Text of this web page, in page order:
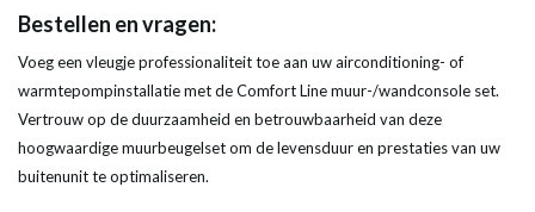
Bestellen en vragen:
Voeg een vleugje professionaliteit toe aan uw airconditioning- of
warmtepompinstallatie met de Comfort Line muur-/wandconsole set.
Vertrouw op de duurzaamheid en betrouwbaarheid van deze
hoogwaardige muurbeugelset om de levensduur en prestaties van uw
buitenunit te optimaliseren.